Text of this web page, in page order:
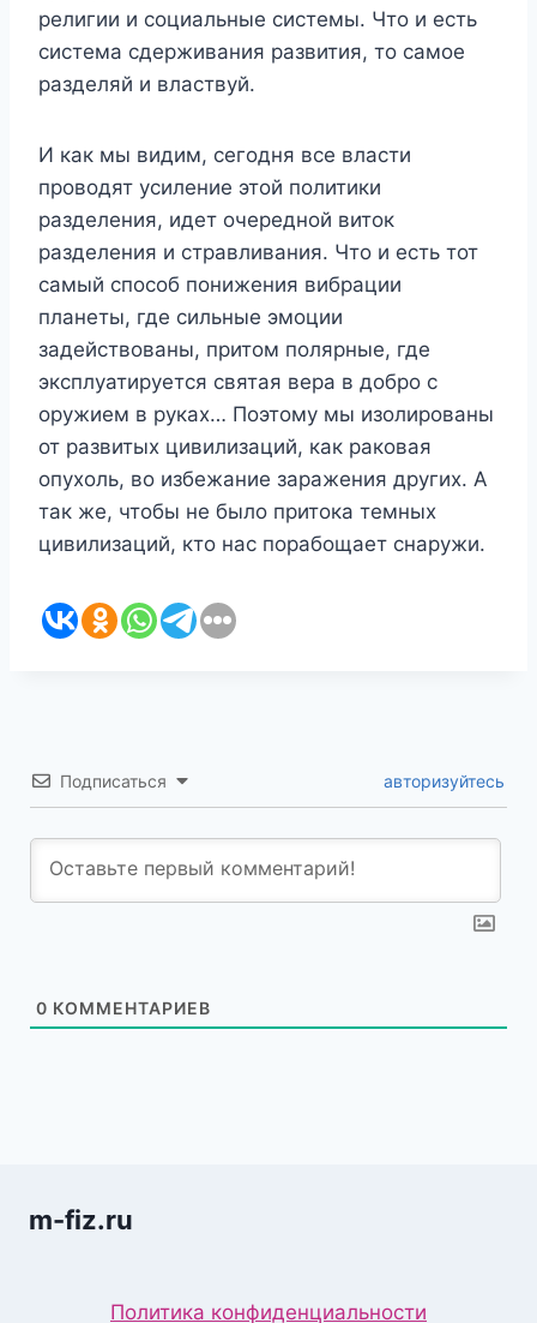
религии и социальные системы. Что и есть
система сдерживания развития, то самое
разделяй и властвуй.
И как мы видим, сегодня все власти
проводят усиление этой политики
разделения, идет очередной виток
разделения и стравливания. Что и есть тот
самый способ понижения вибрации
планеты, где сильные эмоции
задействованы, притом полярные, где
эксплуатируется святая вера в добро с
оружием в руках… Поэтому мы изолированы
от развитых цивилизаций, как раковая
опухоль, во избежание заражения других. А
так же, чтобы не было притока темных
цивилизаций, кто нас порабощает снаружи.
Подписаться авторизуйтесь
0 КОММЕНТАРИЕВ
m-fiz.ru
Политика конфиденциальности